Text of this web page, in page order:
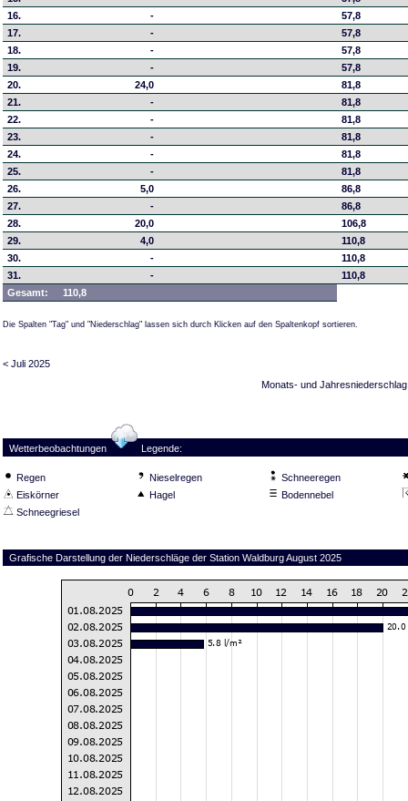
16.
-
57,8
17.
-
57,8
18.
-
57,8
19.
-
57,8
20.
24,0
81,8
21.
-
81,8
22.
-
81,8
23.
-
81,8
24.
-
81,8
25.
-
81,8
26.
5,0
86,8
27.
-
86,8
28.
20,0
106,8
29.
4,0
110,8
30.
-
110,8
31.
-
110,8
Gesamt:
110,8
Die Spalten "Tag" und "Niederschlag" lassen sich durch Klicken auf den Spaltenkopf sortieren.
< Juli 2025
Monats- und Jahresniederschlag
Wetterbeobachtungen Legende:
Regen Nieselregen
Schneeregen
Eiskörner
Hagel
Bodennebel
Schneegriesel
Grafische Darstellung der Niederschläge der Station Waldburg August 2025